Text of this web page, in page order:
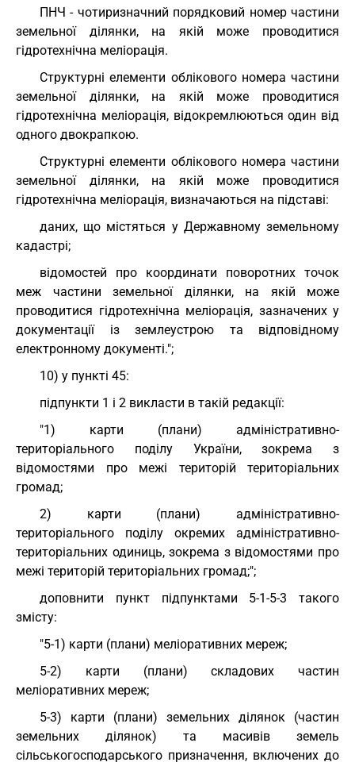
ПНЧ - чотиризначний порядковий номер частини
земельної ділянки, на якій може проводитися
гідротехнічна меліорація.
Структурні елементи облікового номера частини
земельної ділянки, на якій може проводитися
гідротехнічна меліорація, відокремлюються один від
одного двокрапкою.
Структурні елементи облікового номера частини
земельної ділянки, на якій може проводитися
гідротехнічна меліорація, визначаються на підставі:
даних, що містяться у Державному земельному
кадастрі;
відомостей про координати поворотних точок
меж частини земельної ділянки, на якій може
проводитися гідротехнічна меліорація, зазначених у
документації із землеустрою та відповідному
електронному документі.";
10) у пункті 45:
підпункти 1 і 2 викласти в такій редакції:
"1) карти (плани) адміністративно-
територіального поділу України, зокрема з
відомостями про межі територій територіальних
громад;
2) карти (плани) адміністративно-
територіального поділу окремих адміністративно-
територіальних одиниць, зокрема з відомостями про
межі територій територіальних громад;";
доповнити пункт підпунктами 5-1-5-3 такого
змісту:
"5-1) карти (плани) меліоративних мереж;
5-2) карти (плани) складових частин
меліоративних мереж;
5-3) карти (плани) земельних ділянок (частин
земельних ділянок) та масивів земель
сільськогосподарського призначення, включених до